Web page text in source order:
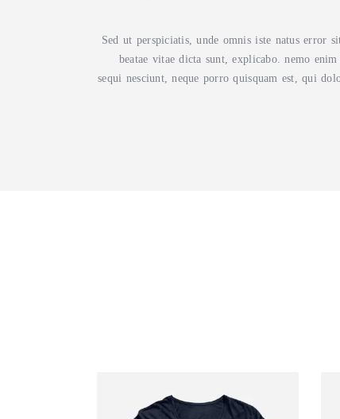
Sed ut perspiciatis, unde omnis iste natus error
beatae vitae dicta sunt, explicabo. nemo
sequi nesciunt, neque porro quisquam est, qui